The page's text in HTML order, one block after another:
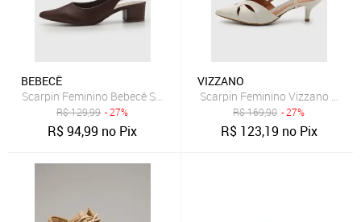
BEBECÊ
Scarpin Feminino Bebecê Salto Bloco Bico Fino Marrom
R$129,99 - 27%
R$94,99 no Pix
VIZZANO
Scarpin Feminino Vizzano
R$169,90 - 27%
R$ 123,19 no Pix